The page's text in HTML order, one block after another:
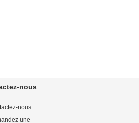
nous
nous
une